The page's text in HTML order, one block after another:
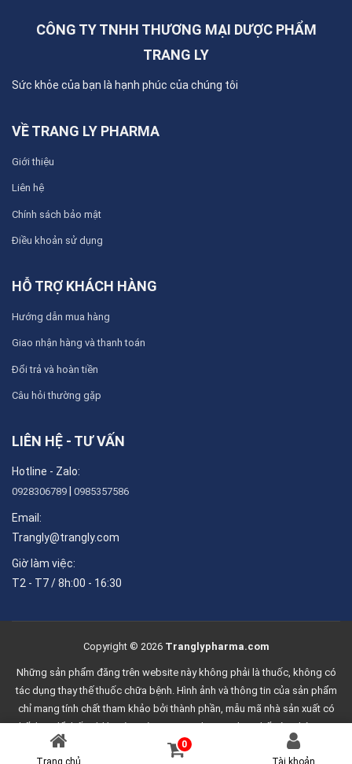
02437735586
CÔNG TY TNHH THƯƠNG MẠI DƯỢC PHẨM
TRANG LY
Sức khỏe của bạn là hạnh phúc của chúng tôi
VỀ TRANG LY PHARMA
Giới thiệu
Liên hệ
Chính sách bảo mật
Điều khoản sử dụng
HỖ TRỢ KHÁCH HÀNG
Hướng dẫn mua hàng
Giao nhận hàng và thanh toán
Đổi trả và hoàn tiền
Câu hỏi thường gặp
LIÊN HỆ - TƯ VẤN
Hotline - Zalo:
0928306789 0985357586
Email:
Trangly@trangly.com
Giờ làm việc:
T2 - T7 / 8h:00 - 16:30
Copyright © 2026 Tranglypharma.com
Những sản phẩm đăng trên website này không phải là thuốc, không có
tác dụng thay thế thuốc chữa bệnh. Hình ảnh và thông tin của sản phẩm
chỉ mang tính chất tham khảo bởi thành phần, mẫu mã nhà sản xuất có
thể thay đổi bất cứ lúc nào mà Trang Ly Pharma chưa thể cập nhật ngay
lập tức.
Trang chủ
0
Tài khoản